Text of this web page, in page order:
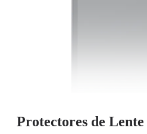
Protectores de